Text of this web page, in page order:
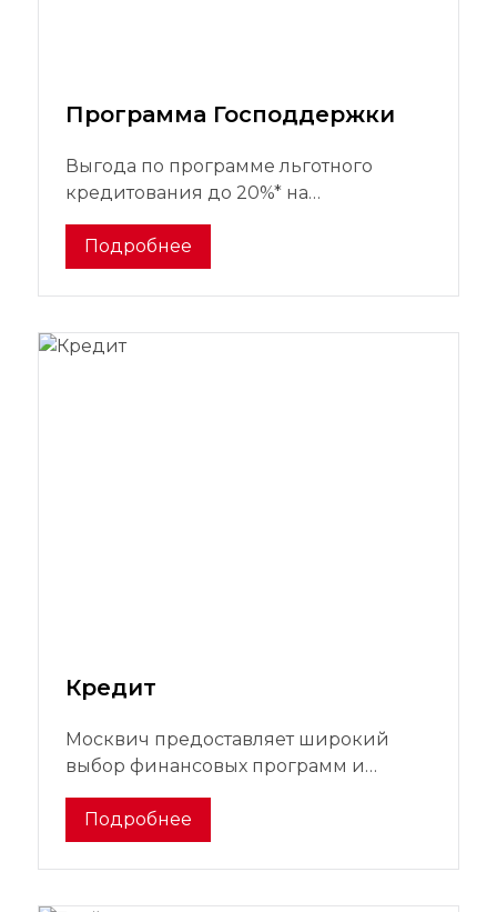
Программа Господдержки
Выгода по программе льготного
кредитования до 20%* на
приобретение Москвич 3
Подробнее
Кредит
Москвич предоставляет широкий
выбор финансовых программ и
автомобиль
Подробнее